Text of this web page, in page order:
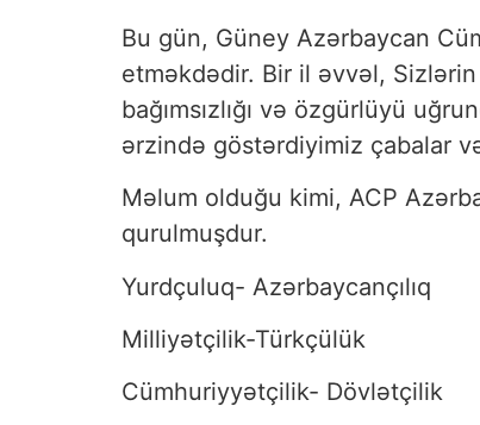
Bu gün, Güney Azərbaycan
etməkdədir. Bir il əvvəl,
bağımsızlığı və özgürlüyü
ərzində göstərdiyimiz çabalar
Məlum olduğu kimi, ACP
qurulmuşdur.
Yurdçuluq- Azərbaycançılıq
Milliyətçilik-Türkçülük
Cümhuriyyətçilik- Dövlətçilik